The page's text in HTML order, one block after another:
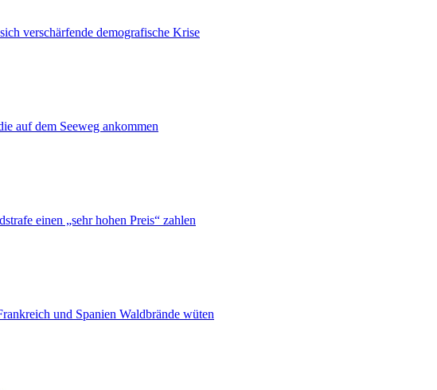
verschärfende demografische Krise
auf dem Seeweg ankommen
einen „sehr hohen Preis“ zahlen
und Spanien Waldbrände wüten